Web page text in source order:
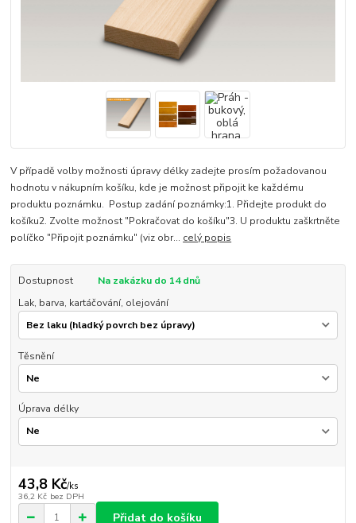
V případě volby možnosti úpravy délky zadejte prosím požadovanou
hodnotu v nákupním košíku, kde je možnost připojit ke každému
produktu poznámku. Postup zadání poznámky:1. Přidejte produkt do
košíku2. Zvolte možnost "Pokračovat do košíku"3. U produktu zaškrtněte
políčko "Připojit poznámku" (viz obr... celý popis
Dostupnost
Na zakázku do 14 dnů
Lak, barva, kartáčování, olejování
Těsnění
Úprava délky
43,8 Kč/ks
36,2 Kč bez DPH
Přidat do košíku